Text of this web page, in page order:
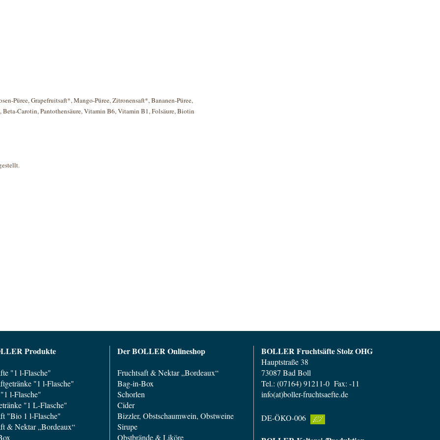
Püree, Grapefruitsaft*, Mango-Püree, Zitronensaft*, Bananen-Püree,
Carotin, Pantothensäure, Vitamin B6, Vitamin B1, Folsäure, Biotin
Produkte
"1 l-Flasche"
"1 l-Flasche"
l-Flasche"
"1 L-Flasche"
"Bio 1 l-Flasche"
& Nektar „Bordeaux“
Der BOLLER Onlineshop
Fruchtsaft & Nektar „Bordeaux“
Bag-in-Box
Schorlen
Cider
Bizzler, Obstschaumwein, Obstweine
Sirupe
Obstbrände & Liköre
BOLLER Fruchtsäfte Stolz OHG
Hauptstraße 38
73087 Bad Boll
Tel.: (07164) 91211-0 Fax: -11
info(at)boller-fruchtsaefte.de
DE-ÖKO-006